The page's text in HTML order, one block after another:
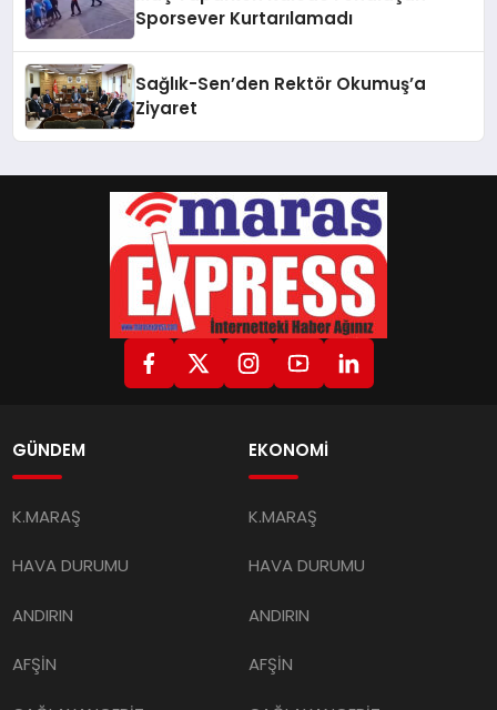
Sporsever Kurtarılamadı
Sağlık-Sen’den Rektör Okumuş’a
Ziyaret
GÜNDEM
K.MARAŞ
HAVA DURUMU
ANDIRIN
AFŞİN
EKONOMİ
K.MARAŞ
HAVA DURUMU
ANDIRIN
AFŞİN